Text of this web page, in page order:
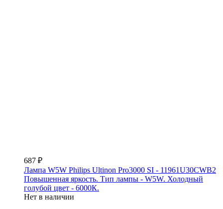
687 ₽
Лампа W5W Philips Ultinon Pro3000 SI - 11961U30CWB2
Повышенная яркость. Тип лампы - W5W. Холодный
голубой цвет - 6000К.
Нет в наличии